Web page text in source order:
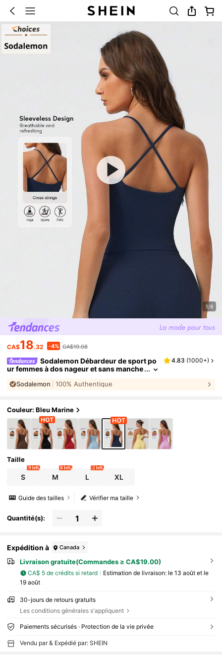
1/8
CA$18.32 -4% CA$19.08
Sodalemon Débardeur de sport po
ur femmes à dos nageur et sans manche
nement, la course à pied et le yoga en extérie
4.83 (1000+)
Sodalemon 100% Authentique
Couleur: Bleu Marine
Taille
S
9 left
M
8 left
L
2 left
XL
Vérifier ma taille
Guide des tailles
Quantité(s):
Expédition à Canada
Livraison gratuite(Commandes ≥ CA$19.00)
CA$ 5 de crédits si retard Estimation de livraison: le 13 août et le
19 août
30-jours de retours gratuits
Les conditions générales s'appliquent
Paiements sécurisés · Protection de la vie privée
Vendu par & Expédié par: SHEIN